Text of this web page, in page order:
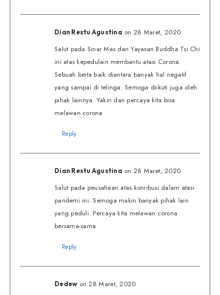
Dian Restu Agustina on 28 Maret, 2020
Salut pada Sinar Mas dan Yayasan Buddha Tsi Chi
ini atas kepedulain membantu atasi Corona.
Sebuah beita baik diantara banyak hal negatif
yang sampai di telinga. Semoga diikuti juga oleh
pihak lainnya. Yakin dan percaya kita bisa
melawan corona
Reply
Dian Restu Agustina on 28 Maret, 2020
Salut pada peusahaan atas konribusi dalam atasi
pandemi ini. Semoga makin banyak pihak lain
yang peduli. Percaya kita melawan corona
bersama-sama
Reply
Dedew on 28 Maret, 2020